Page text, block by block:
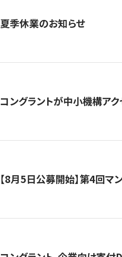
夏季休業のお知らせ
コングラントが中小機構ア
【8月5日公募開始】第4回